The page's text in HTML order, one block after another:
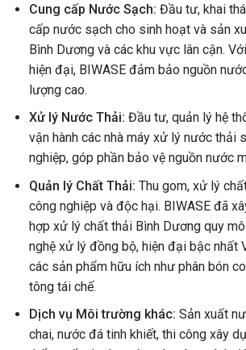
Cung cấp Nước Sạch: Đầu tư, khai
cấp nước sạch cho sinh hoạt và sản
Bình Dương và các khu vực lân cận.
hiện đại, BIWASE đảm bảo nguồn
lượng cao.
Xử lý Nước Thải: Đầu tư, quản lý hệ
vận hành các nhà máy xử lý nước thải
nghiệp, góp phần bảo vệ nguồn nước
Quản lý Chất Thải: Thu gom, xử lý
công nghiệp và độc hại. BIWASE đã
hợp xử lý chất thải Bình Dương quy
nghệ xử lý đồng bộ, hiện đại bậc nhất
các sản phẩm hữu ích như phân bón
tông tái chế.
Dịch vụ Môi trường khác: Sản xuất
chai, nước đá tinh khiết, thi công xây